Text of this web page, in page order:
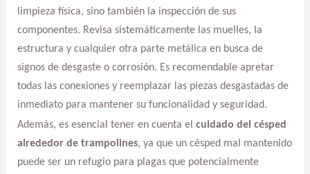
limpieza física, sino también la inspección de sus
componentes. Revisa sistemáticamente las muelles, la
estructura y cualquier otra parte metálica en busca de
signos de desgaste o corrosión. Es recomendable apretar
todas las conexiones y reemplazar las piezas desgastadas de
inmediato para mantener su funcionalidad y seguridad.
Además, es esencial tener en cuenta el cuidado del césped
alrededor de trampolines, ya que un césped mal mantenido
puede ser un refugio para plagas que potencialmente